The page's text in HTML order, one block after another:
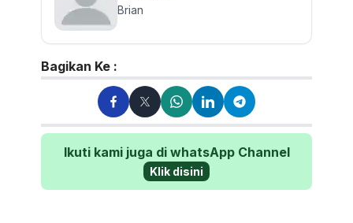
Brian
Bagikan Ke :
Ikuti kami juga di whatsApp Channel
Klik disini